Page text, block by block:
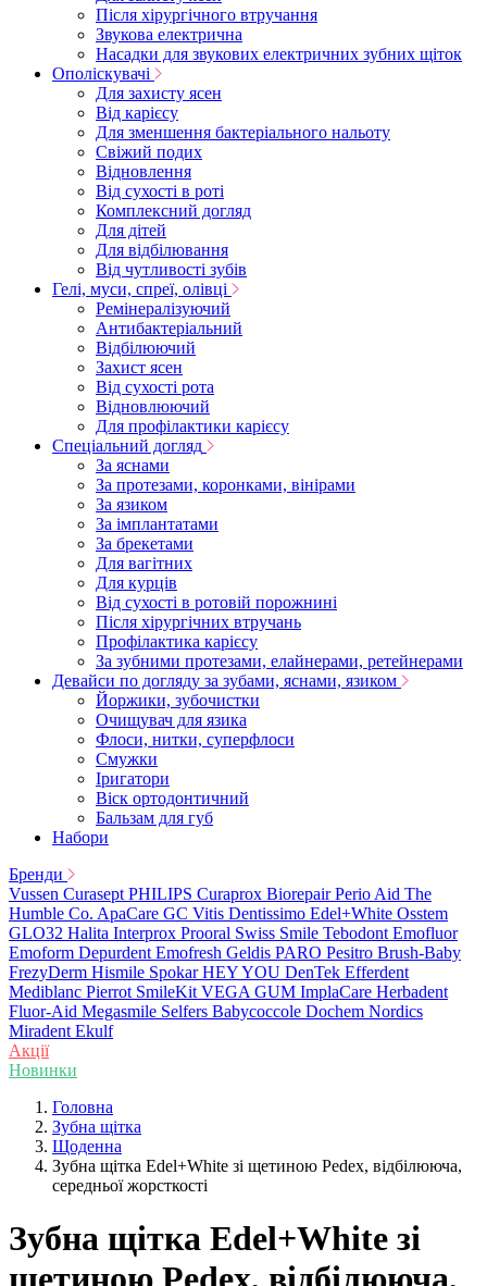
Після хірургічного втручання
Звукова електрична
Насадки для звукових електричних зубних щіток
Ополіскувачі
Для захисту ясен
Від карієсу
Для зменшення бактеріального нальоту
Свіжий подих
Відновлення
Від сухості в роті
Комплексний догляд
Для дітей
Для відбілювання
Від чутливості зубів
Гелі, муси, спреї, олівці
Ремінералізуючий
Антибактеріальний
Відбілюючий
Захист ясен
Від сухості рота
Відновлюючий
Для профілактики карієсу
Спеціальний догляд
За яснами
За протезами, коронками, вінірами
За язиком
За імплантатами
За брекетами
Для вагітних
Для курців
Від сухості в ротовій порожнині
Після хірургічних втручань
Профілактика карієсу
За зубними протезами, елайнерами, ретейнерами
Девайси по догляду за зубами, яснами, язиком
Йоржики, зубочистки
Очищувач для язика
Флоси, нитки, суперфлоси
Смужки
Іригатори
Віск ортодонтичний
Бальзам для губ
Набори
Бренди
Vussen Curasept PHILIPS Curaprox Biorepair Perio Aid The
Humble Co. ApaCare GC Vitis Dentissimo Edel+White Osstem
GLO32 Halita Interprox Prooral Swiss Smile Tebodont Emofluor
Emoform Depurdent Emofresh Geldis PARO Pesitro Brush-Baby
FrezyDerm Hismile Spokar HEY YOU DenTek Efferdent
Mediblanc Pierrot SmileKit VEGA GUM ImplaCare Herbadent
Fluor-Aid Megasmile Selfers Babycoccole Dochem Nordics
Miradent Ekulf
Акції
Новинки
Головна
Зубна щітка
Щоденна
Зубна щітка Edel+White зі щетиною Pedex, відбілююча,
середньої жорсткості
Зубна щітка Edel+White зі